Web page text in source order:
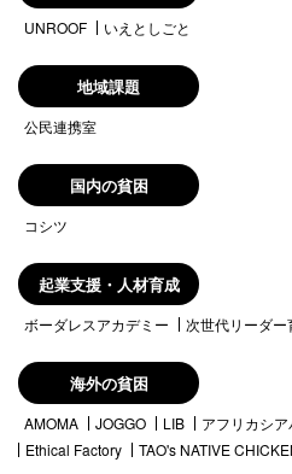
UNROOF いえとしごと
地域課題
公民連携室
国内の貧困
コシツ
起業支援・人材育成
ボーダレスアカデミー 次世代リーダー
海外の貧困
AMOMA JOGGO LIB アフリカシア
Ethical Factory
TAO's NATIVE